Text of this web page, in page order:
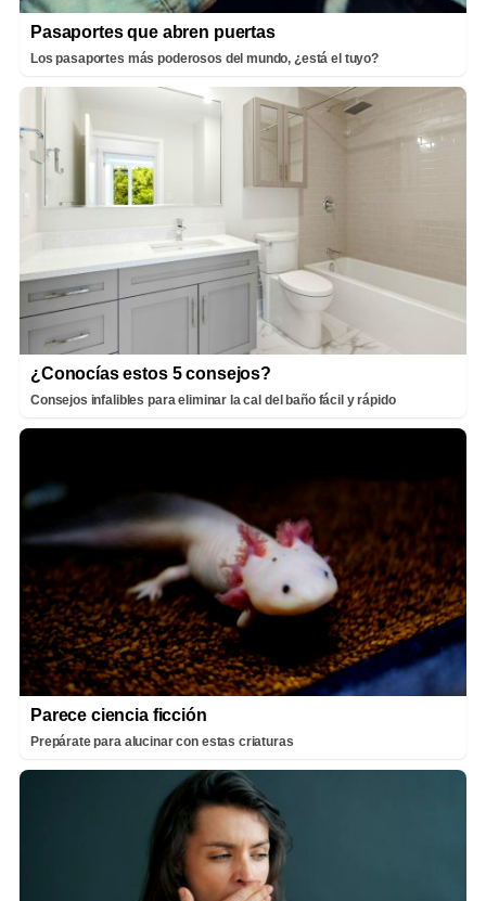
Pasaportes que abren puertas
Los pasaportes más poderosos del mundo, ¿está el tuyo?
¿Conocías estos 5 consejos?
Consejos infalibles para eliminar la cal del baño fácil y rápido
Parece ciencia ficción
Prepárate para alucinar con estas criaturas